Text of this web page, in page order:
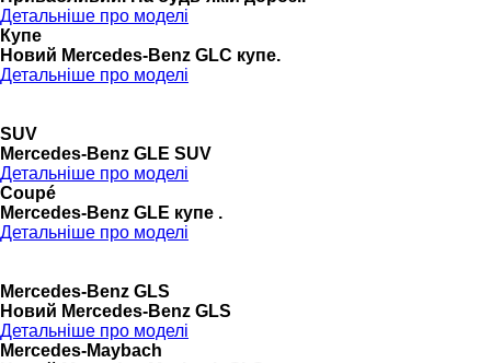
Детальніше про моделі
Купе
Новий Mercedes-Benz GLС купе.
Детальніше про моделі
SUV
Mercedes-Benz GLE SUV
Детальніше про моделі
Coupé
Mercedes-Benz GLE купе .
Детальніше про моделі
Mercedes-Benz GLS
Новий Mercedes-Benz GLS
Детальніше про моделі
Mercedes-Maybach